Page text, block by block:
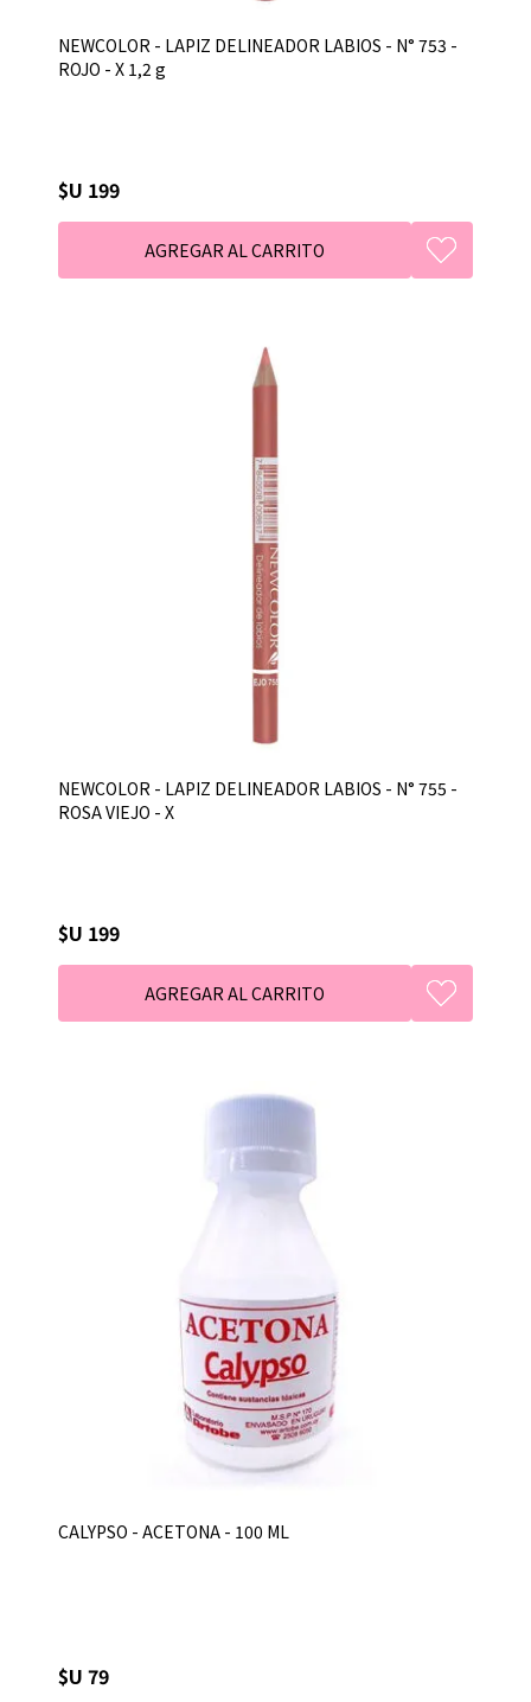
NEWCOLOR - LAPIZ DELINEADOR LABIOS - N° 753 -
ROJO - X 1,2 g
$U 199
NEWCOLOR - LAPIZ DELINEADOR LABIOS - N° 755 -
ROSA VIEJO - X
$U 199
CALYPSO - ACETONA - 100 ML
$U 79